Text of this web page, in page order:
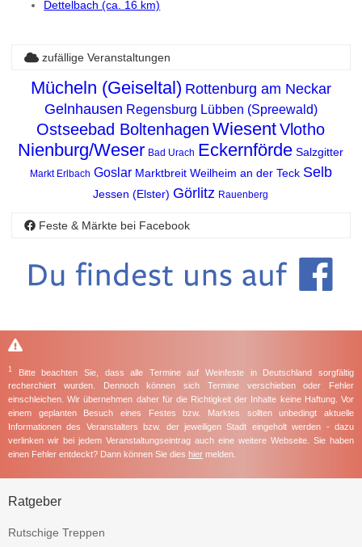
Dettelbach (ca. 16 km)
zufällige Veranstaltungen
Mücheln (Geiseltal) Rottenburg am Neckar
Gelnhausen Regensburg Lübben (Spreewald)
Ostseebad Boltenhagen Wiesent Vlotho
Nienburg/Weser Bad Urach Eckernförde Salzgitter
Markt Erlbach Goslar Marktbreit Weilheim an der Teck Selb
Jessen (Elster) Görlitz Rauenberg
Feste & Märkte bei Facebook
1
Bitte beachten Sie, dass alle Termine auf Weinfeste in Deutschland sorgfältig
recherchiert wurden. Dennoch können sich Termine verschieben oder Fehler
einschleichen. Wir übernehmen daher für die Richtigkeit der Inhalte keine Haftung. Vor
einem geplanten Besuch eines Festes bzw. Marktes sollten unbedingt aktuelle
Informationen des Veranstalters bzw. der jeweiligen Stadt eingeholt werden - dazu
verlinken wir bei jedem Veranstaltungseintrag auch eine weitere Webseite. Sie haben
einen Fehler entdeckt? Dann können Sie dies hier melden.
Ratgeber
Rutschige Treppen